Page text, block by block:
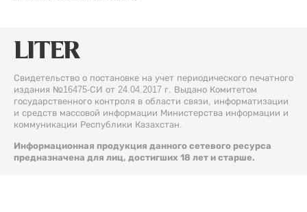
Свидетельство о постановке на учет периодического печатного
издания №16475-СИ от 24.04.2017 г. Выдано Комитетом
государственного контроля в области связи, информатизации
и средств массовой информации Министерства информации и
коммуникации Республики Казахстан.
Информационная продукция данного сетевого ресурса
предназначена для лиц, достигших 18 лет и старше.